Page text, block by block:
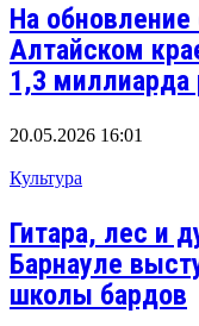
На
Алтайском
1,3 миллиарда
20.05.2026 16:01
Культура
Гитара, лес и
Барнауле
школы бардов